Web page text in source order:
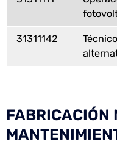
31311142
FABRICACIÓN